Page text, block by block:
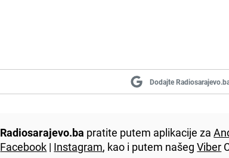
Dodajte
Radiosarajevo.ba pratite putem aplikacije za
Facebook | Instagram, kao i putem našegViber